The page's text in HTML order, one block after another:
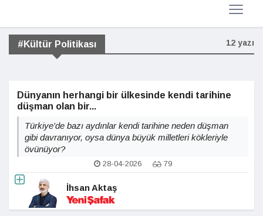
#Kültür Politikası 12 yazı
Dünyanın herhangi bir ülkesinde kendi tarihine
düşman olan bir...
Türkiye'de bazı aydınlar kendi tarihine neden düşman
gibi davranıyor, oysa dünya büyük milletleri kökleriyle
övünüyor?
28-04-2026 79
İhsan Aktaş